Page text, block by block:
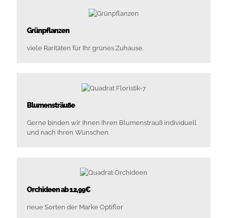
Grünpflanzen
viele Raritäten für Ihr grünes Zuhause.
Blumensträuße
Gerne binden wir Ihnen Ihren Blumenstrauß individuell
und nach Ihren Wünschen.
Orchideen ab 12,99€
neue Sorten der Marke Optiflor